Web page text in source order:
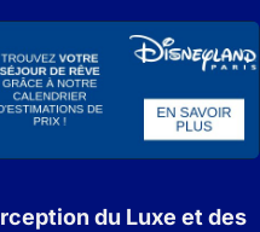
du Luxe et des